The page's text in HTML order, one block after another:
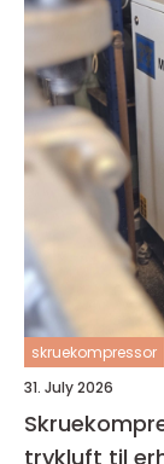
skruekompressor
31. July 2026
Skruekompressor effektiv
trykluft til